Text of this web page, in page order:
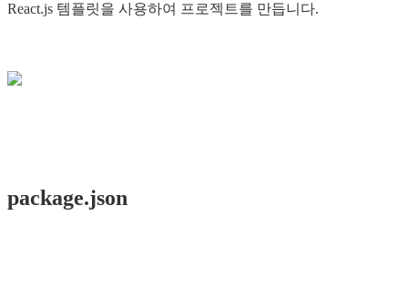
React.js 템플릿을 사용하여 프로젝트를 만듭니다.
package.json